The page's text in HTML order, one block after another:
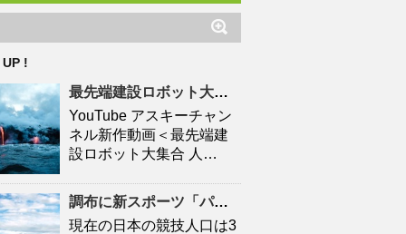
!
最先端建設ロボット大集合
YouTube アスキーチャン
ネル新作動画＜最先端建
設ロボット大集合 人…
調布に新スポーツ「パデル」施設 「キャプテン翼」高橋陽一さん手がける – 調布経済新聞
現在の日本の競技人口は3